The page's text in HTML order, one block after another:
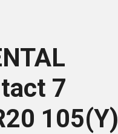
7
105(Y)